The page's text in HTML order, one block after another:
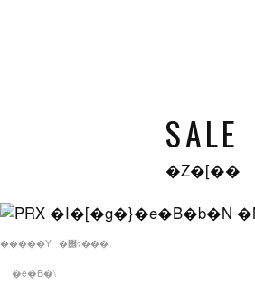
SALE
�Z�[��
�����Y �݌ɂ���
�e�B�\